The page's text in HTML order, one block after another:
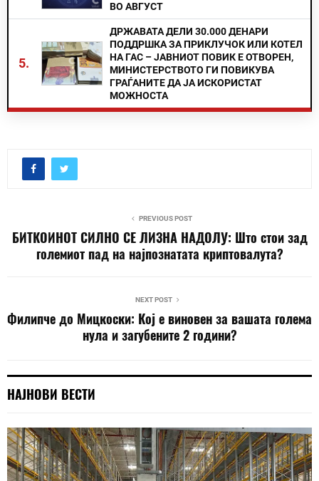
ВО АВГУСТ
5.
ДРЖАВАТА ДЕЛИ 30.000 ДЕНАРИ
ПОДДРШКА ЗА ПРИКЛУЧОК ИЛИ КОТЕЛ
НА ГАС – ЈАВНИОТ ПОВИК Е ОТВОРЕН,
МИНИСТЕРСТВОТО ГИ ПОВИКУВА
ГРАЃАНИТЕ ДА ЈА ИСКОРИСТАТ
МОЖНОСТА
PREVIOUS POST
БИТКОИНОТ СИЛНО СЕ ЛИЗНА НАДОЛУ: Што стои зад
големиот пад на најпознатата криптовалута?
NEXT POST
Филипче до Мицкоски: Кој е виновен за вашата голема
нула и загубените 2 години?
НАЈНОВИ ВЕСТИ